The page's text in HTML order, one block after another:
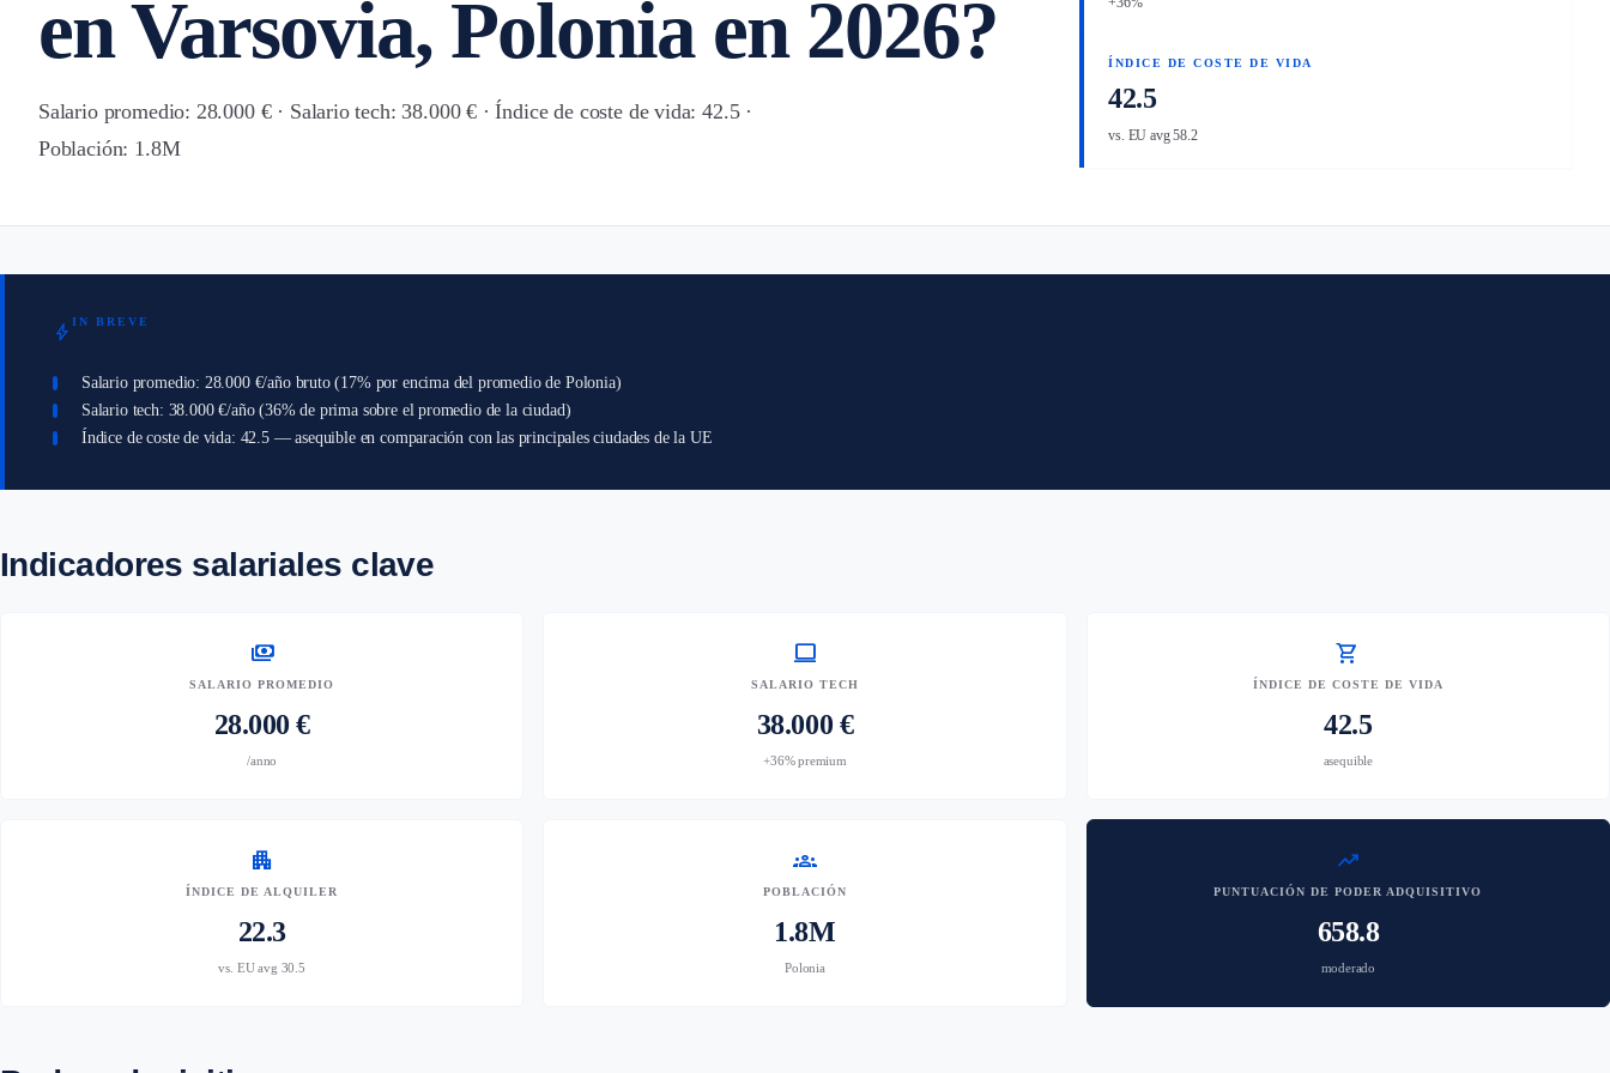
en Varsovia, Polonia en 2026?
Salario promedio: 28.000 € · Salario tech: 38.000 € · Índice de coste de vida: 42.5 ·
Población: 1.8M
ÍNDICE DE COSTE DE VIDA
42.5
vs. EU avg 58.2
bolt IN BREVE
Salario promedio: 28.000 €/año bruto (17% por encima del promedio de Polonia)
Salario tech: 38.000 €/año (36% de prima sobre el promedio de la ciudad)
Índice de coste de vida: 42.5 — asequible en comparación con las principales ciudades de la UE
Indicadores salariales clave
payments
SALARIO PROMEDIO
28.000 €
/anno
computer
SALARIO TECH
38.000 €
+36% premium
shopping_cart
ÍNDICE DE COSTE DE VIDA
42.5
asequible
apartment
ÍNDICE DE ALQUILER
22.3
vs. EU avg 30.5
groups
POBLACIÓN
1.8M
Polonia
trending_up
PUNTUACIÓN DE PODER ADQUISITIVO
658.8
moderado